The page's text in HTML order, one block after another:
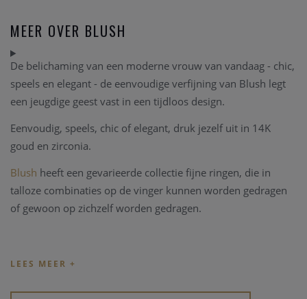
MEER OVER BLUSH
De belichaming van een moderne vrouw van vandaag - chic,
speels en elegant - de eenvoudige verfijning van Blush legt
een jeugdige geest vast in een tijdloos design.
Eenvoudig, speels, chic of elegant, druk jezelf uit in 14K
goud en zirconia.
Blush heeft een gevarieerde collectie fijne ringen, die in
talloze combinaties op de vinger kunnen worden gedragen
of gewoon op zichzelf worden gedragen.